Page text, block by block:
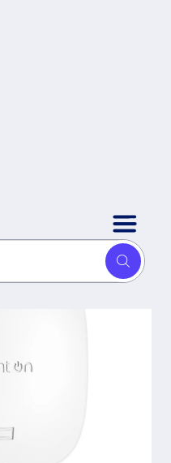
HPE Instant On AP21
18 W (S1T15A) -